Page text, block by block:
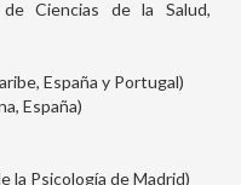
Ciencias de la Salud,
España y Portugal)
España)
la Psicología de Madrid)